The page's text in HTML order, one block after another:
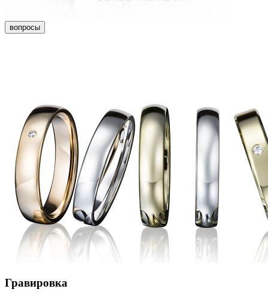
вопросы
Гравировка